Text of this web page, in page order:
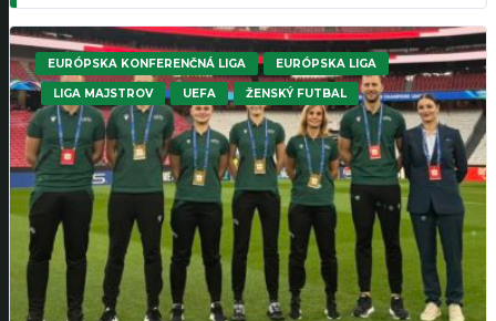
EURÓPSKA KONFERENČNÁ LIGA EURÓPSKA LIGA
LIGA MAJSTROV UEFA ŽENSKÝ FUTBAL